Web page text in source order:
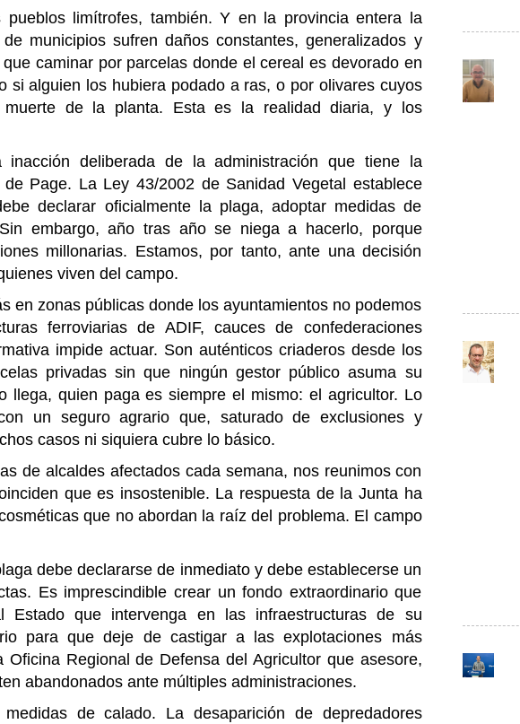
limítrofes, también. Y en la provincia entera la
municipios sufren daños constantes, generalizados y
caminar por parcelas donde el cereal es devorado en
si alguien los hubiera podado a ras, o por olivares cuyos
muerte de la planta. Esta es la realidad diaria, y los
deliberada de la administración que tiene la
Page. La Ley 43/2002 de Sanidad Vegetal establece
declarar oficialmente la plaga, adoptar medidas de
embargo, año tras año se niega a hacerlo, porque
millonarias. Estamos, por tanto, ante una decisión
viven del campo.
en zonas públicas donde los ayuntamientos no podemos
ferroviarias de ADIF, cauces de confederaciones
impide actuar. Son auténticos criaderos desde los
privadas sin que ningún gestor público asuma su
llega, quien paga es siempre el mismo: el agricultor. Lo
un seguro agrario que, saturado de exclusiones y
casos ni siquiera cubre lo básico.
de alcaldes afectados cada semana, nos reunimos con
que es insostenible. La respuesta de la Junta ha
que no abordan la raíz del problema. El campo
debe declararse de inmediato y debe establecerse un
Es imprescindible crear un fondo extraordinario que
que intervenga en las infraestructuras de su
para que deje de castigar a las explotaciones más
Regional de Defensa del Agricultor que asesore,
abandonados ante múltiples administraciones.
de calado. La desaparición de depredadores